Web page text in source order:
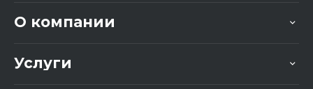
О компании
Услуги